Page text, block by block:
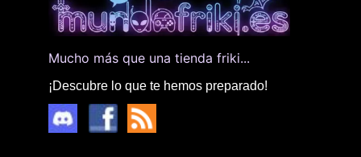
Mucho más que una tienda friki...
¡Descubre lo que te hemos preparado!